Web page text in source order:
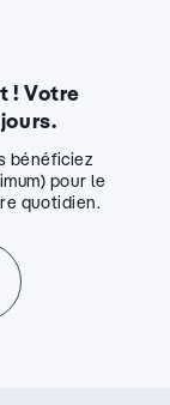
! Votre
bénéficiez
pour le
quotidien.